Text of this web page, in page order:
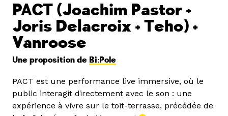
PACT (Joachim Pastor +
Joris Delacroix + Teho) +
Vanroose
Une proposition de Bi:Pole
PACT est une performance live immersive, où le
public interagit directement avec le son : une
expérience à vivre sur le toit-terrasse, précédée de